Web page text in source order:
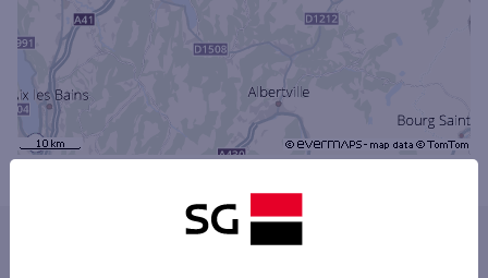
Rechercher
Les agences SG ENTREPRISE dans les villes